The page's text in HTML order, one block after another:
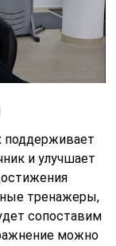
поддерживает
и улучшает
тренажеры,
сопоставим
можно